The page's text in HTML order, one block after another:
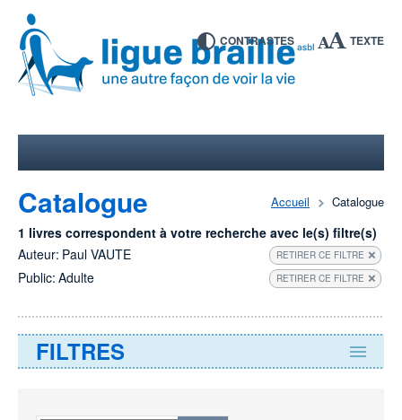
CONTRASTES TEXTE
Accueil Catalogue
Catalogue
1 livres correspondent à votre recherche avec le(s) filtre(s)
Auteur: Paul VAUTE RETIRER CE FILTRE
Public: Adulte RETIRER CE FILTRE
FILTRES